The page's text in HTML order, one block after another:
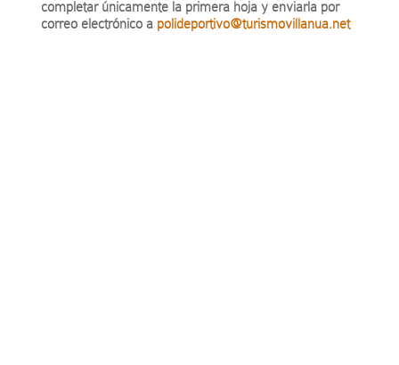
completar únicamente la primera hoja y enviarla por
correo electrónico a polideportivo@turismovillanua.net